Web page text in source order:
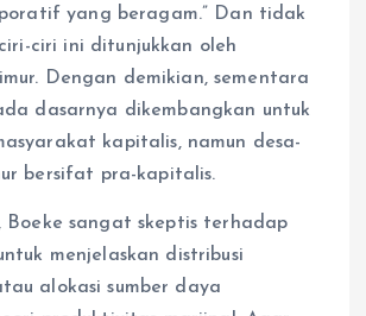
yang beragam.” Dan tidak
ciri ini ditunjukkan oleh
Dengan demikian, sementara
dasarnya dikembangkan untuk
kapitalis, namun desa-
bersifat pra-kapitalis.
Boeke sangat skeptis terhadap
menjelaskan distribusi
alokasi sumber daya